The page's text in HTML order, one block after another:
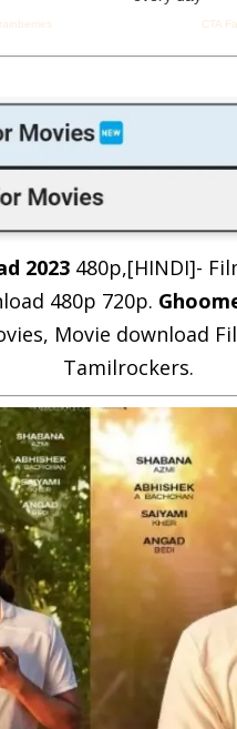
2023 480p,[HINDI]-
480p 720p.
Movie download
Tamilrockers.